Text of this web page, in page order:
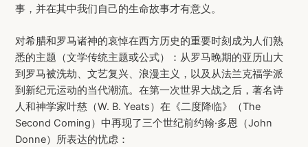
事，并在其中我们自己的生命故事才有意义。
对希腊和罗马诸神的哀悼在西方历史的重要时刻成为人们熟
悉的主题（文学传统主题或公式）：从罗马晚期的亚历山大
到罗马被洗劫、文艺复兴、浪漫主义，以及从法兰克福学派
到新纪元运动的当代潮流。在第一次世界大战之后，著名诗
人和神学家叶慈（W. B. Yeats）在《二度降临》（The
Second Coming）中再现了三个世纪前约翰·多恩（John
Donne）所表达的忧虑：